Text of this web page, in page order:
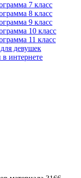
7 класс
8 класс
9 класс
10 класс
11 класс
девушек
в интернете